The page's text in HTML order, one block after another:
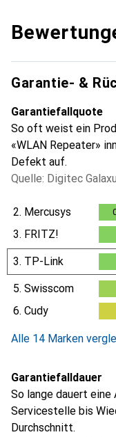
Garantie- &
Garantiefallquote
So oft weist ein
«WLAN Repeater»
Defekt auf.
Quelle: Digitec
2. Mercusys
3. FRITZ!
3. TP-Link
5. Swisscom
6. Cudy
Alle 14 Marken
Garantiefalldauer
So lange dauert
Servicestelle bis
Durchschnitt.